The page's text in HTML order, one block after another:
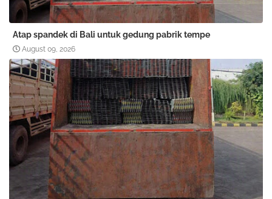
Atap spandek di Bali untuk gedung pabrik tempe
August 09, 2026